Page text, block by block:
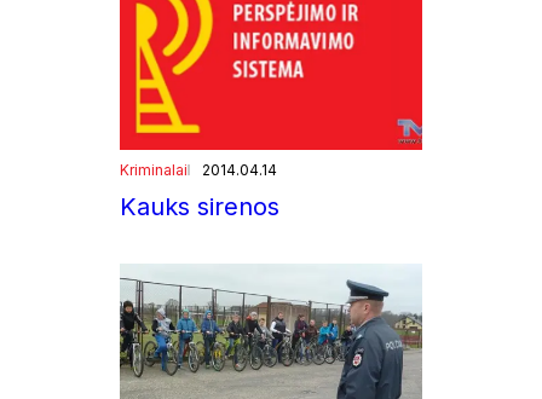
Kriminalai 2014.04.14
Kauks sirenos